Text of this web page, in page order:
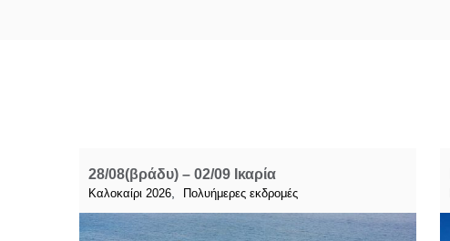
28/08(βράδυ) – 02/09 Ικαρία
Καλοκαίρι 2026 Πολυήμερες εκδρομές